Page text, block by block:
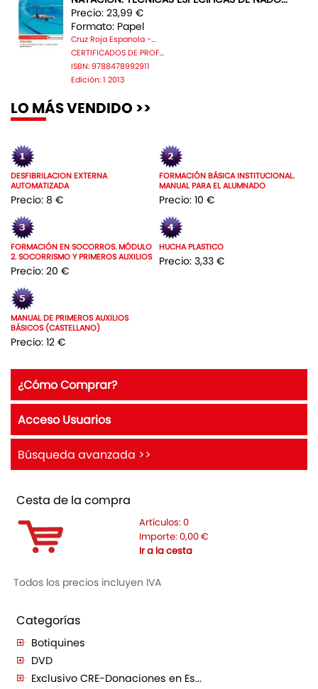
Precio: 23,99 €
Formato: Papel
Cruz Roja Espanola -...
CERTIFICADOS DE PROF...
ISBN: 9788478992911
Edición: 1 2013
LO MÁS VENDIDO >>
DESFIBRILACION EXTERNA
AUTOMATIZADA
Precio: 8 €
FORMACIÓN BÁSICA INSTITUCIONAL.
MANUAL PARA EL ALUMNADO
Precio: 10 €
FORMACIÓN EN SOCORROS. MÓDULO
2. SOCORRISMO Y PRIMEROS AUXILIOS
Precio: 20 €
HUCHA PLASTICO
Precio: 3,33 €
MANUAL DE PRIMEROS AUXILIOS
BÁSICOS (CASTELLANO)
Precio: 12 €
¿Cómo Comprar?
Acceso Usuarios
Búsqueda avanzada >>
Cesta de la compra
Artículos: 0
Importe: 0,00 €
Ir a la cesta
Todos los precios incluyen IVA
Categorías
Botiquines
DVD
Exclusivo CRE-Donaciones en Es...